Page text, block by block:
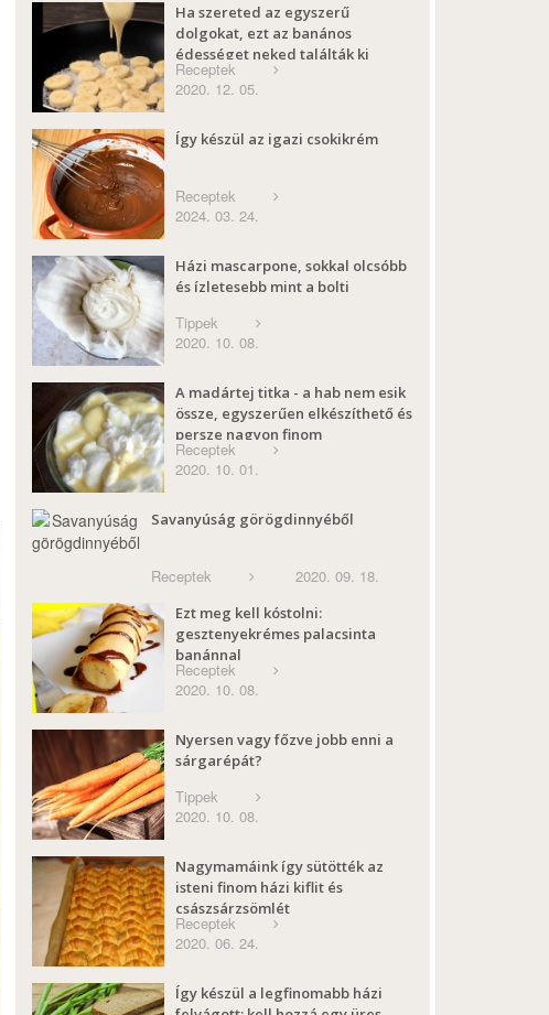
Ha szereted az egyszerű
dolgokat, ezt az banános
édességet neked találták ki
Receptek
2020. 12. 05.
Így készül az igazi csokikrém
Receptek
2024. 03. 24.
Házi mascarpone, sokkal olcsóbb
és ízletesebb mint a bolti
Tippek
2020. 10. 08.
A madártej titka - a hab nem esik
össze, egyszerűen elkészíthető és
persze nagyon finom
Receptek
2020. 10. 01.
Savanyúság görögdinnyéből
Receptek 2020. 09. 18.
Ezt meg kell kóstolni:
gesztenyekrémes palacsinta
banánnal
Receptek
2020. 10. 08.
Nyersen vagy főzve jobb enni a
sárgarépát?
Tippek
2020. 10. 08.
Nagymamáink így sütötték az
isteni finom házi kiflit és
császsárzsömlét
Receptek
2020. 06. 24.
Így készül a legfinomabb házi